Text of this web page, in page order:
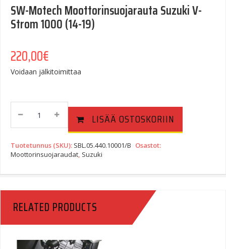
SW-Motech Moottorinsuojarauta Suzuki V-
Strom 1000 (14-19)
220,00€
Voidaan jälkitoimittaa
Moottorinsuojarauta
Suzuki
V-
1000
Quantity
LISÄÄ OSTOSKORIIN
Tuotetunnus (SKU): SBL.05.440.10001/B Osastot:
Moottorinsuojaraudat, Suzuki
RELATED PRODUCTS